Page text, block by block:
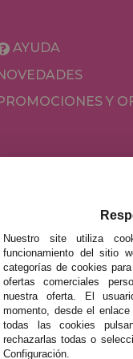
AYUDA
Y
tus puzzles a
Castellón,
Nuestro site utiliza
funcionamiento del sitio
categorías de cookies
ofertas comerciales
nuestra oferta. El
momento, desde el
todas las cookies
rechazarlas todas o
Configuración.